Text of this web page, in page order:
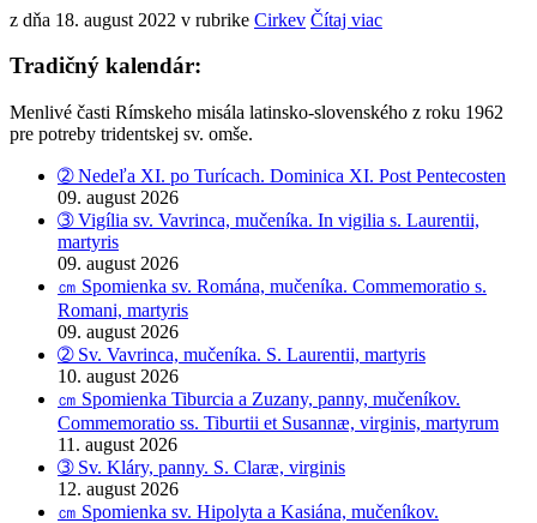
z dňa 18. august 2022 v rubrike Cirkev Čítaj viac
Tradičný kalendár:
Menlivé časti Rímskeho misála latinsko-slovenského z roku 1962
pre potreby tridentskej sv. omše.
➁ Nedeľa XI. po Turícach. Dominica XI. Post Pentecosten
09. august 2026
➂ Vigília sv. Vavrinca, mučeníka. In vigilia s. Laurentii,
martyris
09. august 2026
㎝ Spomienka sv. Romána, mučeníka. Commemoratio s.
Romani, martyris
09. august 2026
➁ Sv. Vavrinca, mučeníka. S. Laurentii, martyris
10. august 2026
㎝ Spomienka Tiburcia a Zuzany, panny, mučeníkov.
Commemoratio ss. Tiburtii et Susannæ, virginis, martyrum
11. august 2026
➂ Sv. Kláry, panny. S. Claræ, virginis
12. august 2026
㎝ Spomienka sv. Hipolyta a Kasiána, mučeníkov.